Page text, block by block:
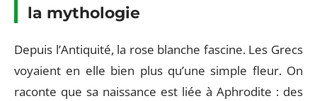
la mythologie
Depuis l’Antiquité, la rose blanche fascine. Les Grecs
voyaient en elle bien plus qu’une simple fleur. On
raconte que sa naissance est liée à Aphrodite : des